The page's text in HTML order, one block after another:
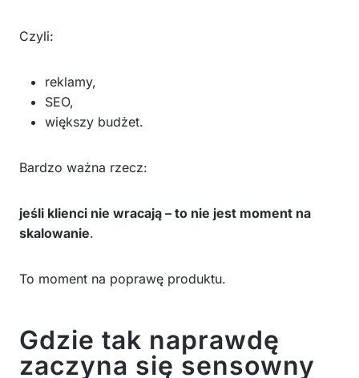
Czyli:
reklamy,
SEO,
większy budżet.
Bardzo ważna rzecz:
jeśli klienci nie wracają – to nie jest moment na
skalowanie.
To moment na poprawę produktu.
Gdzie tak naprawdę
zaczyna się sensowny